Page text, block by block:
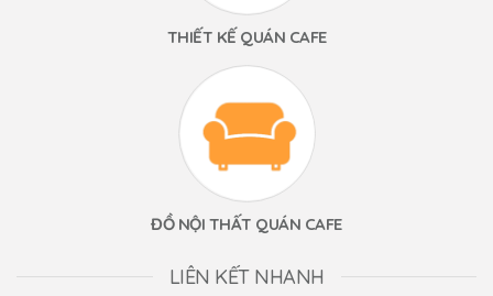
THIẾT KẾ QUÁN CAFE
ĐỒ NỘI THẤT QUÁN CAFE
LIÊN KẾT NHANH